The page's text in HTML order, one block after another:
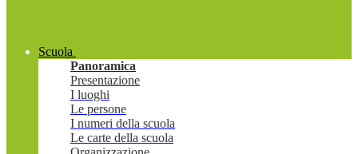
Scuola
Panoramica
Presentazione
I luoghi
Le persone
I numeri della scuola
Le carte della scuola